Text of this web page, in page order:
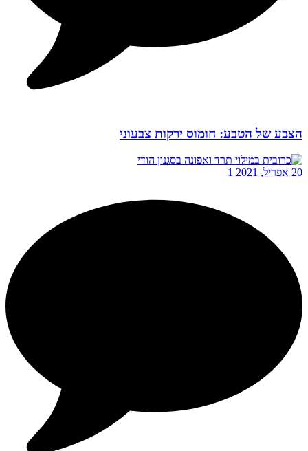
הצבע של הטבע: חומוס ירקות צבעוני
20 אפריל, 2021 1